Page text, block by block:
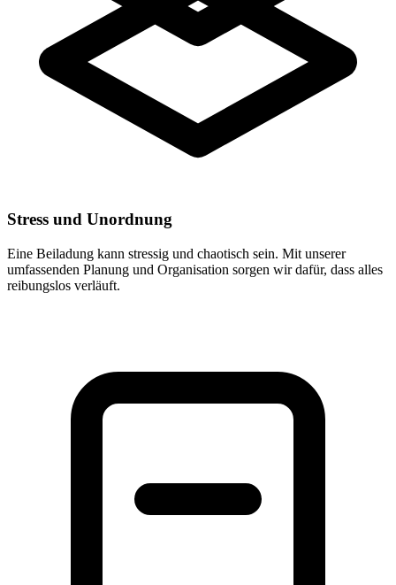
Stress und Unordnung
Eine Beiladung kann stressig und chaotisch sein. Mit unserer
umfassenden Planung und Organisation sorgen wir dafür, dass alles
reibungslos verläuft.